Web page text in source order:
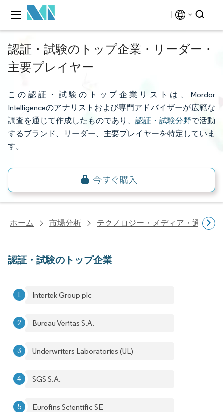
認証・試験のトップ企業・リーダー・
主要プレイヤー
この認証・試験のトップ企業リストは、Mordor
Intelligenceのアナリストおよび専門アドバイザーが広範な
調査を通じて作成したものであり、 認証・試験分野で活動
するブランド、リーダー、主要プレイヤーを特定していま
す。
ホーム 市場分析 テクノロジー・メディア・通信研
認証・試験のトップ企業
Intertek Group plc
Bureau Veritas S.A.
Underwriters Laboratories (UL)
SGS S.A.
Eurofins Scientific SE